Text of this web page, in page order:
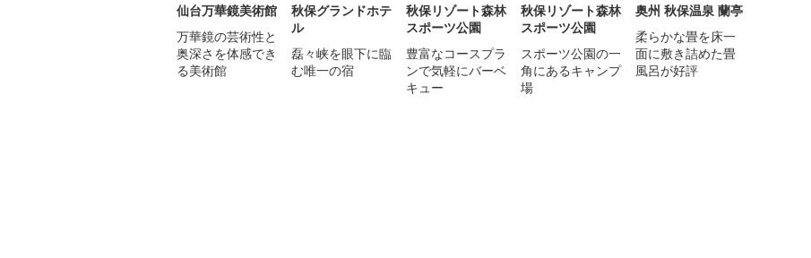
仙台万華鏡美術館
万華鏡の芸術性と
奥深さを体感でき
る美術館
秋保グランドホテ
ル
磊々峡を眼下に臨
む唯一の宿
秋保リゾート森林
スポーツ公園
豊富なコースプラ
ンで気軽にバーベ
キュー
秋保リゾート森林
スポーツ公園
スポーツ公園の一
角にあるキャンプ
場
奥州 秋保温泉 蘭亭
柔らかな畳を床一
面に敷き詰めた畳
風呂が好評